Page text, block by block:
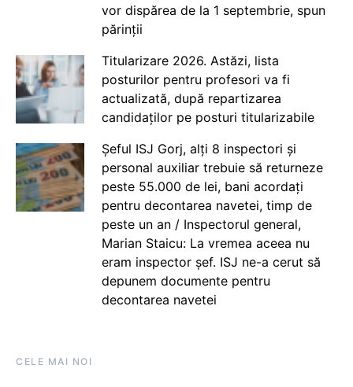
vor dispărea de la 1 septembrie, spun
părinții
Titularizare 2026. Astăzi, lista
posturilor pentru profesori va fi
actualizată, după repartizarea
candidaților pe posturi titularizabile
Șeful ISJ Gorj, alți 8 inspectori și
personal auxiliar trebuie să returneze
peste 55.000 de lei, bani acordați
pentru decontarea navetei, timp de
peste un an / Inspectorul general,
Marian Staicu: La vremea aceea nu
eram inspector șef. ISJ ne-a cerut să
depunem documente pentru
decontarea navetei
CELE MAI NOI